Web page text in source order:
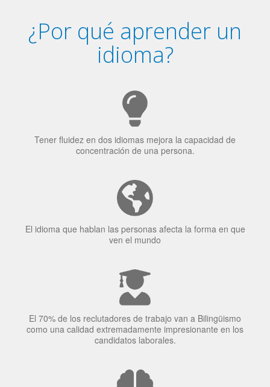
¿Por qué aprender un
idioma?
Tener fluidez en dos idiomas mejora la capacidad de
El idioma que hablan las personas afecta la forma en que
El 70% de los reclutadores de trabajo van a Bilingüismo
como una calidad extremadamente impresionante en los